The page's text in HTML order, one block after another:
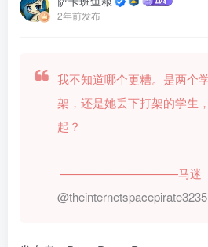
2年前发布
我不知道哪个更糟。是两个
架，还是她丢下打架的学生
起？
——————————马迷
@theinternetspacepirate3235